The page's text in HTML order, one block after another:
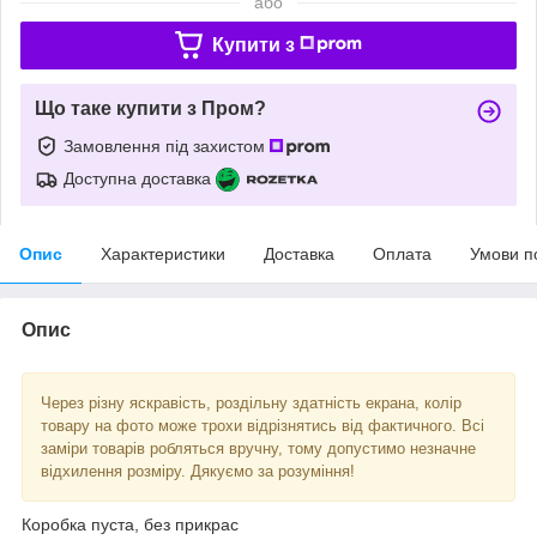
Купити з
Що таке купити з Пром?
Замовлення під захистом
Доступна доставка
Опис Характеристики Доставка Оплата Умови
Опис
Через різну яскравість, роздільну здатність екрана, колір
товару на фото може трохи відрізнятись від фактичного. Всі
заміри товарів робляться вручну, тому допустимо незначне
відхилення розміру. Дякуємо за розуміння!
Коробка пуста, без прикрас